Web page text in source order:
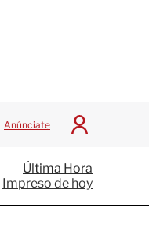
Anúnciate
I
c
i
a
Última Hora
Impreso de hoy